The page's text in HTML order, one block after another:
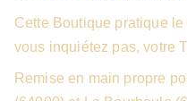
Cette Boutique pratique
vous inquiétez pas, votre
Remise en main propre